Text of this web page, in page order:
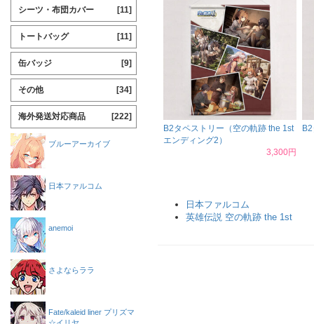
B2タペストリー（空の軌跡 the 1st
エンディング2）
3,300円
日本ファルコム
英雄伝説 空の軌跡 the 1st
シーツ・布団カバー [11]
トートバッグ [11]
缶バッジ [9]
その他 [34]
海外発送対応商品 [222]
ブルーアーカイブ
日本ファルコム
anemoi
さよならララ
Fate/kaleid liner プリズマ